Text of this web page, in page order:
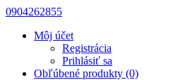
0904262855
Môj účet
Registrácia
Prihlásiť sa
Obľúbené produkty (0)